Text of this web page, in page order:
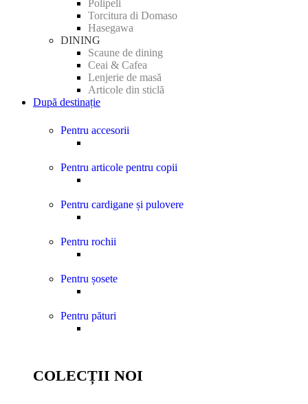
Polipeli
Torcitura di Domaso
Hasegawa
DINING
Scaune de dining
Ceai & Cafea
Lenjerie de masă
Articole din sticlă
După destinație
Pentru accesorii
Pentru articole pentru copii
Pentru cardigane și pulovere
Pentru rochii
Pentru șosete
Pentru pături
COLECȚII NOI